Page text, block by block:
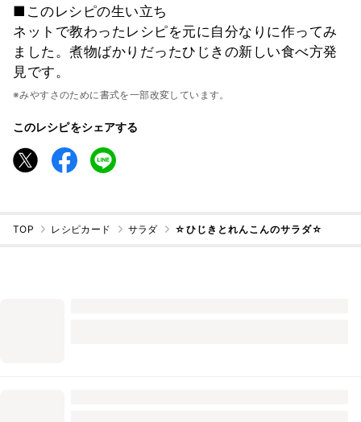
■このレシピの生い立ち
ネットで教わったレシピを元に自分なりに作ってみ
ました。煮物ばかりだったひじきの新しい食べ方発
見です。
※みやすさのために書式を一部改変しています。
このレシピをシェアする
TOP レシピカード サラダ ☆ひじきとれんこんのサラダ☆